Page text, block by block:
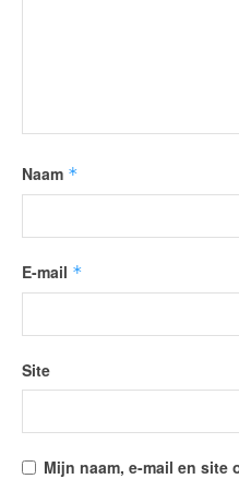
Naam *
E-mail *
Site
Mijn naam, e-mail en site